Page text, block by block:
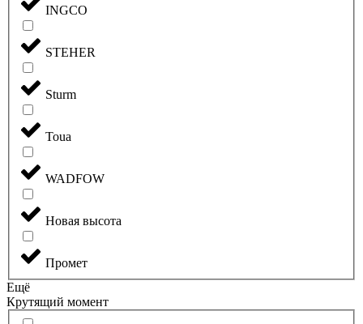
INGCO
STEHER
Sturm
Toua
WADFOW
Новая высота
Промет
Ещё
Крутящий момент